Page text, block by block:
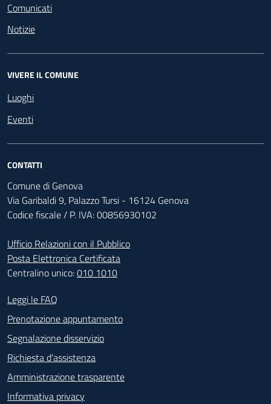
Comunicati
Notizie
VIVERE IL COMUNE
Luoghi
Eventi
CONTATTI
Comune di Genova
Via Garibaldi 9, Palazzo Tursi - 16124 Genova
Codice fiscale / P. IVA: 00856930102
Ufficio Relazioni con il Pubblico
Posta Elettronica Certificata
Centralino unico:010 1010
Footer - Contatti
Leggi le FAQ
Prenotazione appuntamento
Segnalazione disservizio
Richiesta d'assistenza
Amministrazione trasparente
Informativa privacy